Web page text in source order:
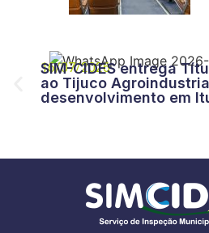
16/07/2026
SIM-CIDES entrega
ao Tijuco
desenvolvimento em